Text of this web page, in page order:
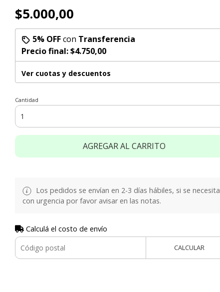
$5.000,00
5% OFFcon Transferencia
Precio final:$4.750,00
Ver cuotas y descuentos
Cantidad
AGREGAR AL CARRITO
Los pedidos se envían en 2-3 días hábiles, si se necesita
con urgencia por favor avisar en las notas.
Calculá el costo de envío
CALCULAR